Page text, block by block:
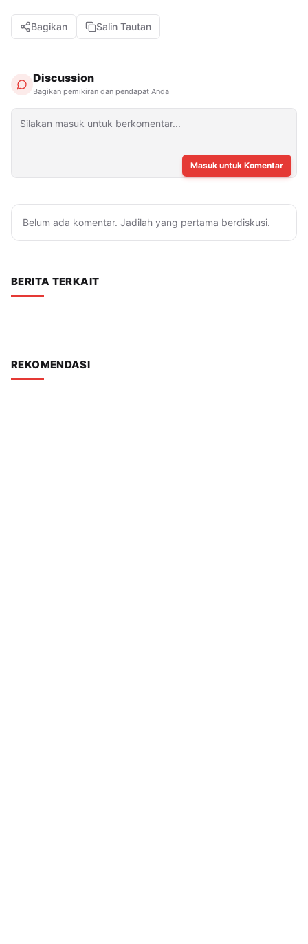
Bagikan Salin Tautan
Discussion
Bagikan pemikiran dan pendapat Anda
Masuk untuk Komentar
Belum ada komentar. Jadilah yang pertama berdiskusi.
BERITA TERKAIT
REKOMENDASI